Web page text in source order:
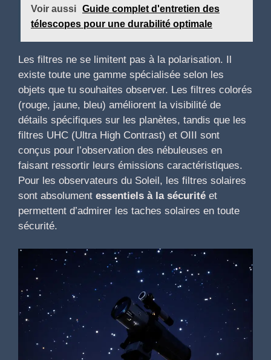
Voir aussi Guide complet d'entretien des
télescopes pour une durabilité optimale
Les filtres ne se limitent pas à la polarisation. Il
existe toute une gamme spécialisée selon les
objets que tu souhaites observer. Les filtres colorés
(rouge, jaune, bleu) améliorent la visibilité de
détails spécifiques sur les planètes, tandis que les
filtres UHC (Ultra High Contrast) et OIII sont
conçus pour l’observation des nébuleuses en
faisant ressortir leurs émissions caractéristiques.
Pour les observateurs du Soleil, les filtres solaires
sont absolument essentiels à la sécurité et
permettent d’admirer les taches solaires en toute
sécurité.